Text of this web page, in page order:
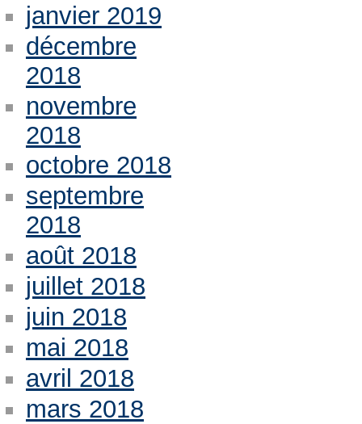
janvier 2019
décembre
2018
novembre
2018
octobre 2018
septembre
2018
août 2018
juillet 2018
juin 2018
mai 2018
avril 2018
mars 2018